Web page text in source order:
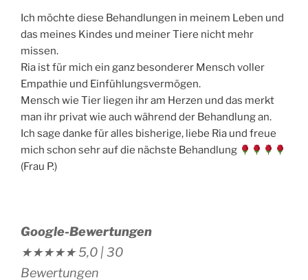
Ich möchte diese Behandlungen in meinem Leben und
das meines Kindes und meiner Tiere nicht mehr
missen.
Ria ist für mich ein ganz besonderer Mensch voller
Empathie und Einfühlungsvermögen.
Mensch wie Tier liegen ihr am Herzen und das merkt
man ihr privat wie auch während der Behandlung an.
Ich sage danke für alles bisherige, liebe Ria und freue
mich schon sehr auf die nächste Behandlung
(Frau P.)
Google-Bewertungen
★★★★★5,0 |30
Bewertungen